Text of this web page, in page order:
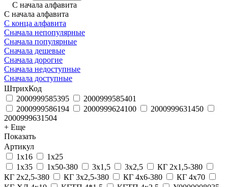
С начала алфавита
С начала алфавита
С конца алфавита
Сначала непопулярные
Сначала популярные
Сначала дешевые
Сначала дорогие
Сначала недоступные
Сначала доступные
ШтрихКод
2000999585395
2000999585401
2000999586194
2000999624100
2000999631450
2000999631504
+ Еще
Показать
Артикул
1х16
1х25
1х35
1х50-380 3х1,5 3х2,5
КГ 2х1,5-380
КГ 2х2,5-380
КГ 3х2,5-380 КГ 4х6-380
КГ 4х70